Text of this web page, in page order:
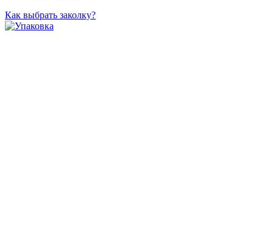
Как выбрать заколку?